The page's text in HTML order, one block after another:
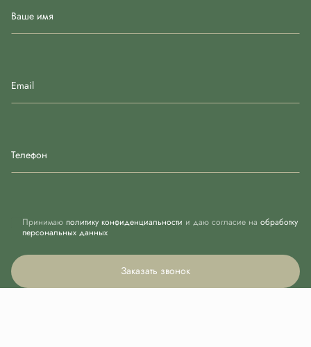
Ваше имя
Email
Телефон
Принимаю политику конфиденциальности и даю согласие на обработку
персональных данных
Заказать звонок